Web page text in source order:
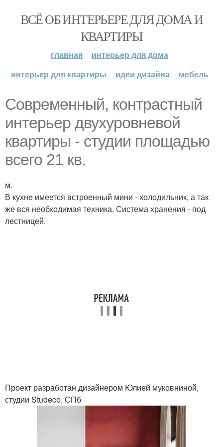
ВСЁ ОБ ИНТЕРЬЕРЕ ДЛЯ ДОМА И
КВАРТИРЫ
главная
интерьер для дома
интерьер для квартиры
идеи дизайна мебель
Современный, контрастный
интерьер двухуровневой
квартиры - студии площадью
всего 21 кв.
м.
В кухне имеется встроенный мини - холодильник, а так
же вся необходимая техника. Система хранения - под
лестницей.
Проект разработан дизайнером Юлией муковниной,
студии Studeco, СПб